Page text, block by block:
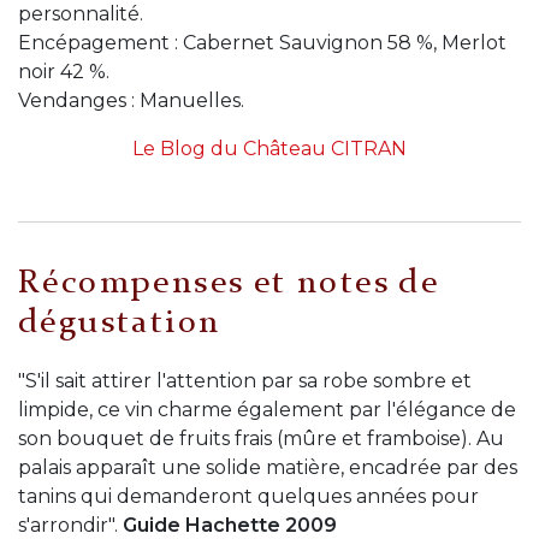
personnalité.
Encépagement : Cabernet Sauvignon 58 %, Merlot
noir 42 %.
Vendanges : Manuelles.
Le Blog du Château CITRAN
Récompenses et notes de
dégustation
"S'il sait attirer l'attention par sa robe sombre et
limpide, ce vin charme également par l'élégance de
son bouquet de fruits frais (mûre et framboise). Au
palais apparaît une solide matière, encadrée par des
tanins qui demanderont quelques années pour
s'arrondir". Guide Hachette 2009